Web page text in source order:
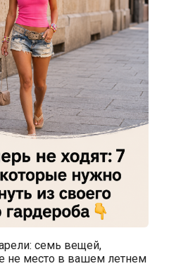
семь вещей,
не место в вашем летнем